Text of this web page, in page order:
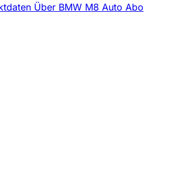
Über BMW M8 Auto Abo